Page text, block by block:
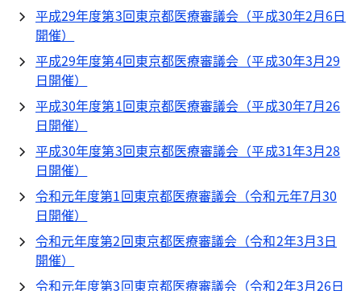
平成29年度第3回東京都医療審議会（平成30年2月6日
開催）
平成29年度第4回東京都医療審議会（平成30年3月29
日開催）
平成30年度第1回東京都医療審議会（平成30年7月26
日開催）
平成30年度第3回東京都医療審議会（平成31年3月28
日開催）
令和元年度第1回東京都医療審議会（令和元年7月30
日開催）
令和元年度第2回東京都医療審議会（令和2年3月3日
開催）
令和元年度第3回東京都医療審議会（令和2年3月26日